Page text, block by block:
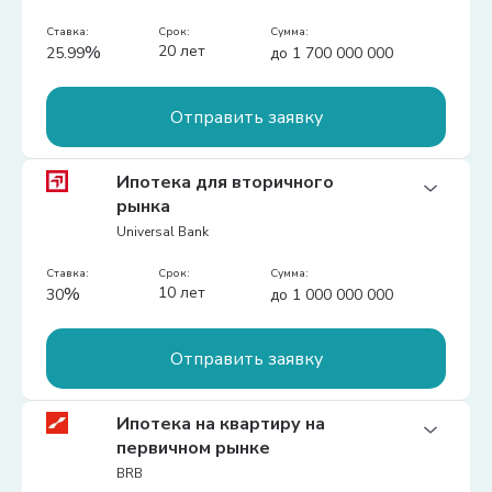
Базовая ставка ЦБ + 8%
Ставка:
25.99%
срок:
20 лет
сумма:
до 1 700 000 000
Отправить заявку
Цель:
приобрести жилье на первичном/вторичном
Долговая нагрузка:
Дополнительная информация:
Клиенты, которые имеют постоянный доход
первичный рынок: первоначальный взнос:
20%, ставка: 26,40% вторичный рынок:
первоначальный взнос: 26%, ставка 25,99%
Самозанятым:  первоначальный взнос: 26%,
ставка: 26,99%
Ипотека для вторичного
рынка
Universal Bank
Ставка:
30%
срок:
10 лет
сумма:
до 1 000 000 000
Отправить заявку
Цель:
купить жилье на вторичном рынке
Ипотека на квартиру на
первичном рынке
BRB